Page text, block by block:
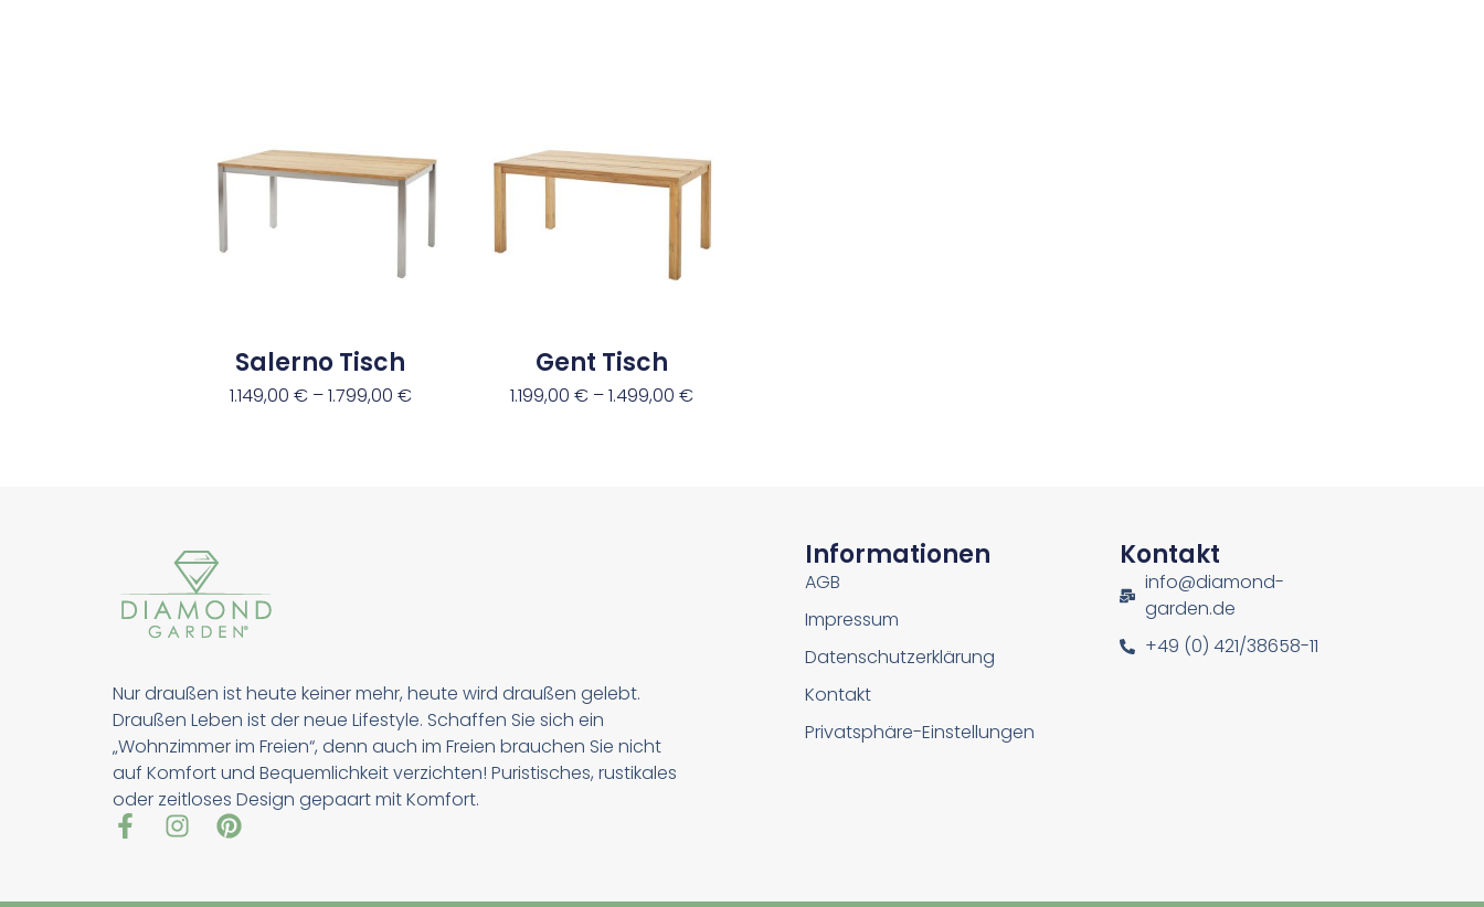
Salerno Tisch
1.149,00 € –1.799,00 €
Gent Tisch
1.199,00 € –1.499,00 €
Nur draußen ist heute keiner mehr, heute wird draußen gelebt.
Draußen Leben ist der neue Lifestyle. Schaffen Sie sich ein
„Wohnzimmer im Freien“, denn auch im Freien brauchen Sie nicht
auf Komfort und Bequemlichkeit verzichten! Puristisches, rustikales
oder zeitloses Design gepaart mit Komfort.
Informationen
AGB
Impressum
Datenschutzerklärung
Kontakt
Privatsphäre-Einstellungen
Kontakt
info@diamond-
garden.de
+49 (0) 421/38658-11